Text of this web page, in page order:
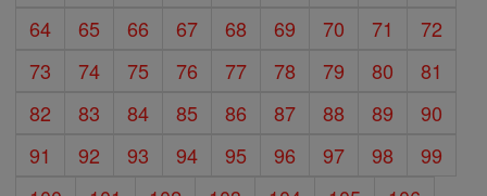
64
65 66 67 68 69 70 71
72
73
74 75 76 77 78 79 80
81
82
83 84 85 86 87 88 89
90
91
92 93 94 95 96 97 98
99